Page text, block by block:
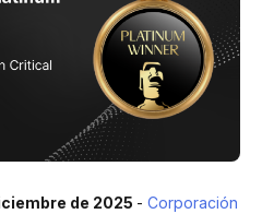
de 2025 - Corporación